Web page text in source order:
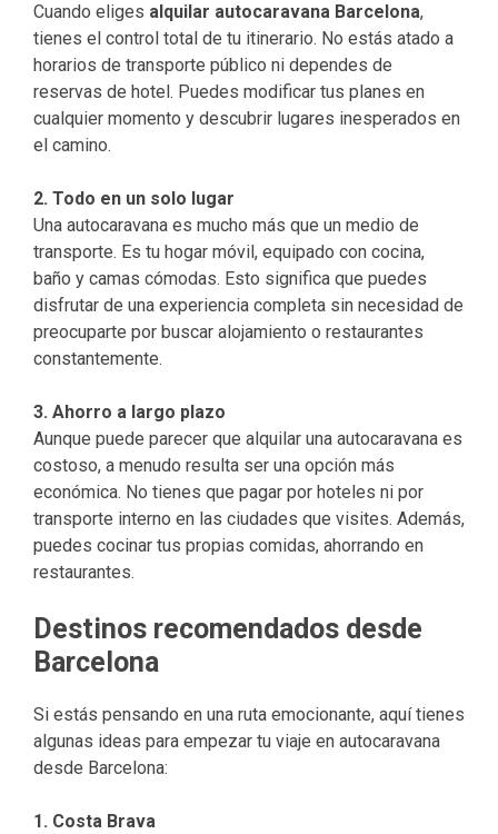
Cuando eliges alquilar autocaravana Barcelona,
tienes el control total de tu itinerario. No estás atado a
horarios de transporte público ni dependes de
reservas de hotel. Puedes modificar tus planes en
cualquier momento y descubrir lugares inesperados en
el camino.
2. Todo en un solo lugar
Una autocaravana es mucho más que un medio de
transporte. Es tu hogar móvil, equipado con cocina,
baño y camas cómodas. Esto significa que puedes
disfrutar de una experiencia completa sin necesidad de
preocuparte por buscar alojamiento o restaurantes
constantemente.
3. Ahorro a largo plazo
Aunque puede parecer que alquilar una autocaravana es
costoso, a menudo resulta ser una opción más
económica. No tienes que pagar por hoteles ni por
transporte interno en las ciudades que visites. Además,
puedes cocinar tus propias comidas, ahorrando en
restaurantes.
Destinos recomendados desde
Barcelona
Si estás pensando en una ruta emocionante, aquí tienes
algunas ideas para empezar tu viaje en autocaravana
desde Barcelona:
1. Costa Brava